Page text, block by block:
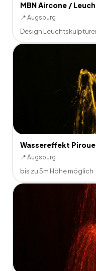
MBN Aircone /
📍 Augsburg
Design
Wassereffekt
📍 Augsburg
bis zu 5m Höhe möglich